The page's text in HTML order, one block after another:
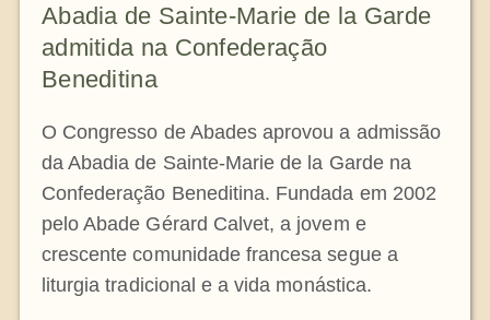
Abadia de Sainte-Marie de la Garde
admitida na Confederação
Beneditina
O Congresso de Abades aprovou a admissão
da Abadia de Sainte-Marie de la Garde na
Confederação Beneditina. Fundada em 2002
pelo Abade Gérard Calvet, a jovem e
crescente comunidade francesa segue a
liturgia tradicional e a vida monástica.